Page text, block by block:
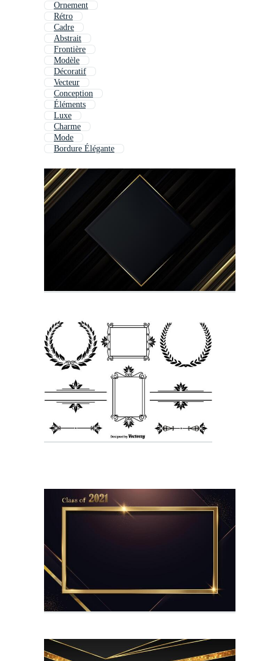
Ornement
Rétro
Cadre
Abstrait
Frontière
Modèle
Décoratif
Vecteur
Conception
Éléments
Luxe
Charme
Mode
Bordure Élégante